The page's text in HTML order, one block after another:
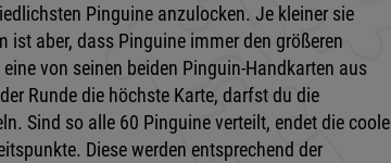
Pinguine anzulocken. Je kleiner sie
ist aber, dass Pinguine immer den größeren
von seinen beiden Pinguin-Handkarten aus
Runde die höchste Karte, darfst du die
Sind so alle 60 Pinguine verteilt, endet die coole
Diese werden entsprechend der